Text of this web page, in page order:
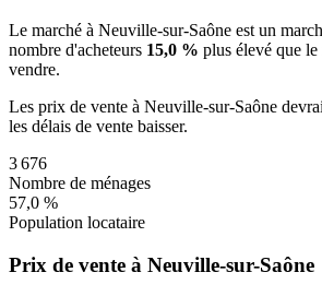
Le marché à Neuville-sur-Saône est un
nombre d'acheteurs 15,0 % plus élevé que le
vendre.
Les prix de vente à Neuville-sur-Saône
les délais de vente baisser.
3 676
Nombre de ménages
57,0 %
Population locataire
Prix de vente à Neuville-sur-Saône